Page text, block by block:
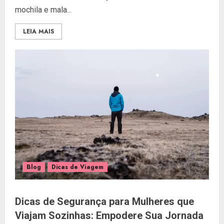
mochila e mala...
LEIA MAIS
Blog Dicas de Viagem
Dicas de Segurança para Mulheres que
Viajam Sozinhas: Empodere Sua Jornada